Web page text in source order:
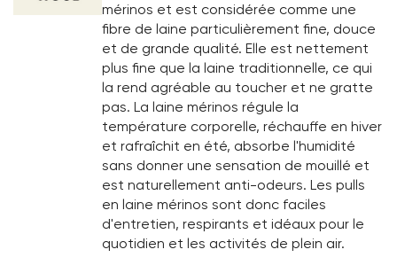
mérinos et est considérée comme une
fibre de laine particulièrement fine, douce
et de grande qualité. Elle est nettement
plus fine que la laine traditionnelle, ce qui
la rend agréable au toucher et ne gratte
pas. La laine mérinos régule la
température corporelle, réchauffe en hiver
et rafraîchit en été, absorbe l'humidité
sans donner une sensation de mouillé et
est naturellement anti-odeurs. Les pulls
en laine mérinos sont donc faciles
d'entretien, respirants et idéaux pour le
quotidien et les activités de plein air.